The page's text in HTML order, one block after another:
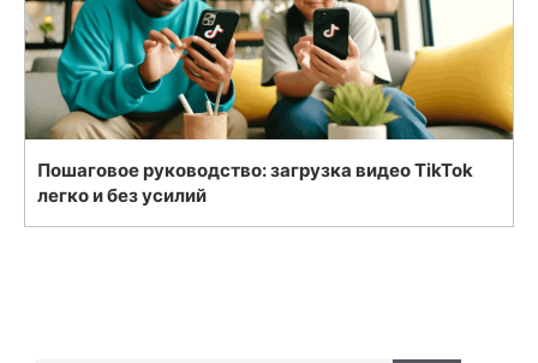
Пошаговое руководство: загрузка видео TikTok
легко и без усилий